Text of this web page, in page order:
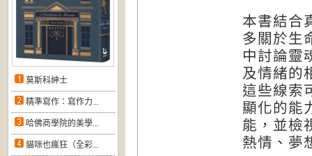
莫斯科紳士
精準寫作：寫作力...
哈佛商學院的美學...
貓咪也瘋狂（全彩...
本書結合
多關於生
中討論靈
及情緒的
這些線索
顯化的能
能，並檢
熱情、夢